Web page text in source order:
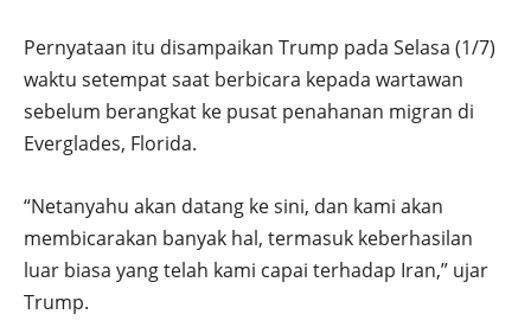
Pernyataan itu disampaikan Trump pada Selasa (1/7)
waktu setempat saat berbicara kepada wartawan
sebelum berangkat ke pusat penahanan migran di
Everglades, Florida.
“Netanyahu akan datang ke sini, dan kami akan
membicarakan banyak hal, termasuk keberhasilan
luar biasa yang telah kami capai terhadap Iran,” ujar
Trump.